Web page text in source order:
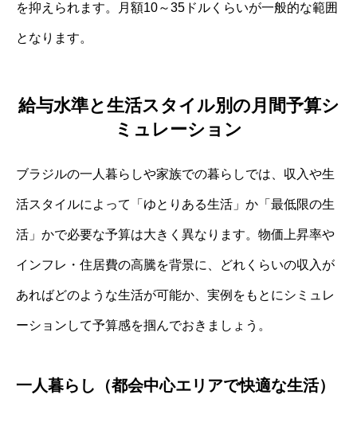
を抑えられます。月額10～35ドルくらいが一般的な範囲
となります。
給与水準と生活スタイル別の月間予算シ
ミュレーション
ブラジルの一人暮らしや家族での暮らしでは、収入や生
活スタイルによって「ゆとりある生活」か「最低限の生
活」かで必要な予算は大きく異なります。物価上昇率や
インフレ・住居費の高騰を背景に、どれくらいの収入が
あればどのような生活が可能か、実例をもとにシミュレ
ーションして予算感を掴んでおきましょう。
一人暮らし（都会中心エリアで快適な生活）